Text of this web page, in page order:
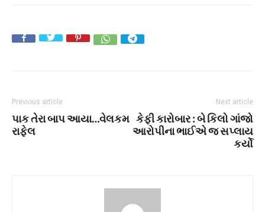
Previous article
પાક તેરા બાપ આયા…વેલકમ
રાફેલ
Next article
કેફી કારોબાર : બે કિલો ગાંજો
આરોપીના ભાઈએ જ સપ્લાય
કર્યો